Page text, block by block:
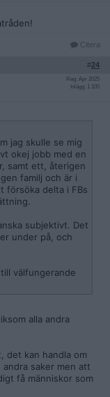
Citera
#24
Reg: Apr 2025
Inlägg: 1 105
jag skulle se mig
okej jobb med en
samt ett, återigen
familj och är i
försöka delta i FBs
subjektivt. Det
under på, och
välfungerande
alla andra
det kan handla om
saker men att
få människor som